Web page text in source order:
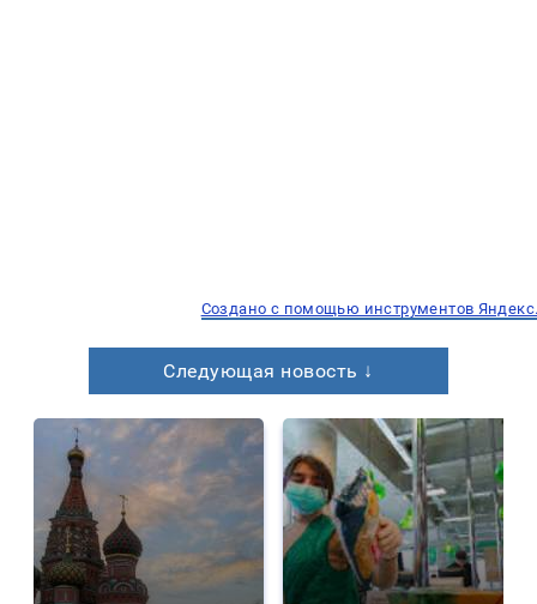
Создано с помощью инструментов
Следующая новость ↓